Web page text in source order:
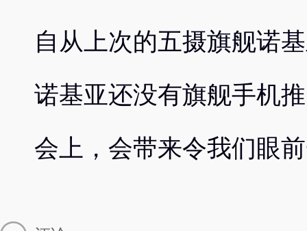
自从上次的五摄旗舰诺
诺基亚还没有旗舰手机
会上，会带来令我们眼